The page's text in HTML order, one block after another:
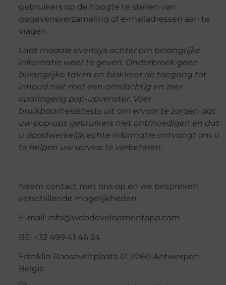
gebruikers op de hoogte te stellen van
gegevensverzameling of e-mailadressen aan te
vragen.
Laat modale overlays achter om belangrijke
informatie weer te geven. Onderbreek geen
belangrijke taken en blokkeer de toegang tot
inhoud niet met een omslachtig en zeer
opdringerig pop-upvenster. Voer
bruikbaarheidstests uit om ervoor te zorgen dat
uw pop-ups gebruikers niet ontmoedigen en dat
u daadwerkelijk echte informatie ontvangt om u
te helpen uw service te verbeteren.
Neem contact met ons op en we bespreken
verschillende mogelijkheden.
E-mail: info@webdevelopmentapp.com
BE: +32 499 41 46 24
Franklin Rooseveltplaats 12, 2060 Antwerpen,
Belgie